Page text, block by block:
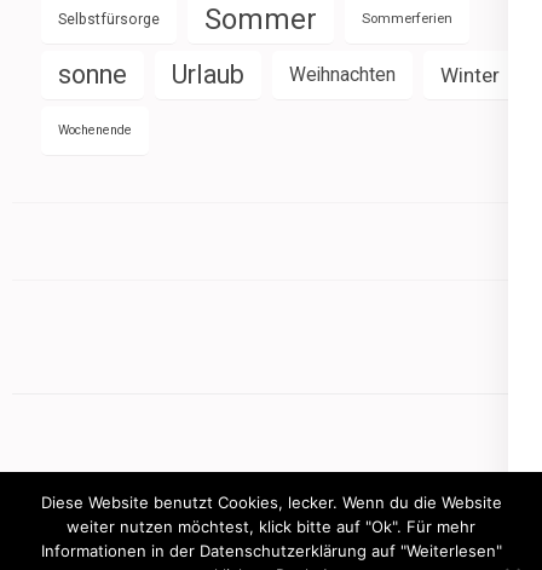
Selbstfürsorge Sommer Sommerferien
sonne Urlaub Weihnachten Winter
Wochenende
Diese Website benutzt Cookies, lecker. Wenn du die Website
weiter nutzen möchtest, klick bitte auf "Ok". Für mehr
Informationen in der Datenschutzerklärung auf "Weiterlesen"